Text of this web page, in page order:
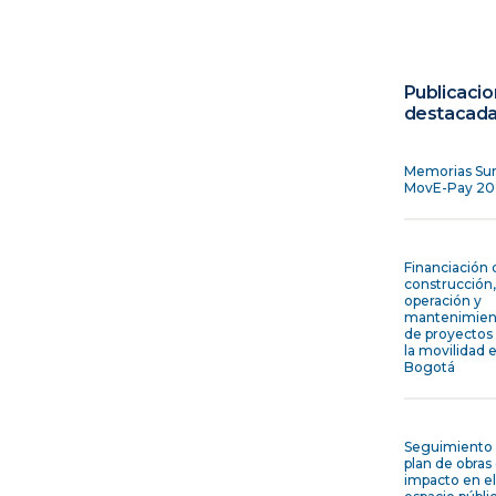
Memorias
MovE-Pay
Financiación
construcción,
operación y
de proyectos
la movilidad
Bogotá
Seguimiento
plan de obras
impacto en el